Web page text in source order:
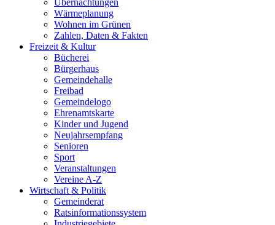
Übernachtungen
Wärmeplanung
Wohnen im Grünen
Zahlen, Daten & Fakten
Freizeit & Kultur
Bücherei
Bürgerhaus
Gemeindehalle
Freibad
Gemeindelogo
Ehrenamtskarte
Kinder und Jugend
Neujahrsempfang
Senioren
Sport
Veranstaltungen
Vereine A-Z
Wirtschaft & Politik
Gemeinderat
Ratsinformationssystem